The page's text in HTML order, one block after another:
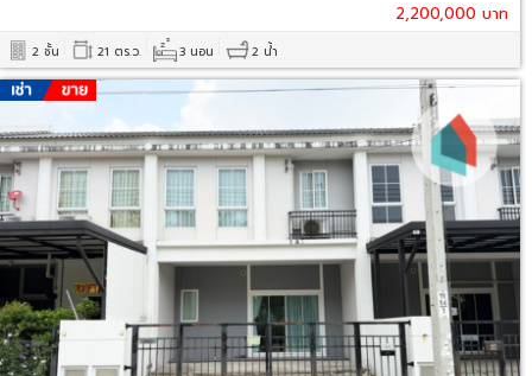
2,200,000 บาท
2 ชั้น 21 ตร.ว. 3 นอน 2 น้ำ